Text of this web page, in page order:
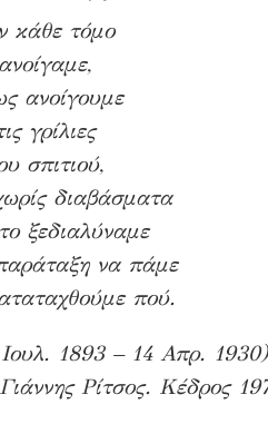
κάθε τόμο
ανοίγαμε,
ανοίγουμε
γρίλιες
σπιτιού,
διαβάσματα
ξεδιαλύναμε
να πάμε
πού.
1893 – 14 Απρ. 1930)
Ρίτσος. Κέδρος